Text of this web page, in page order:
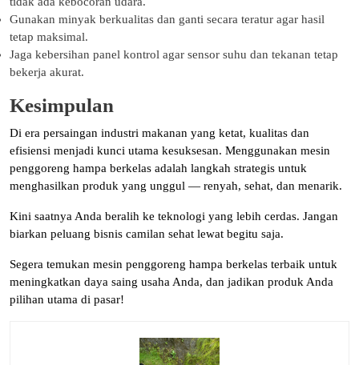
Gunakan minyak berkualitas dan ganti secara teratur agar hasil
tetap maksimal.
Jaga kebersihan panel kontrol agar sensor suhu dan tekanan tetap
bekerja akurat.
Kesimpulan
Di era persaingan industri makanan yang ketat, kualitas dan
efisiensi menjadi kunci utama kesuksesan. Menggunakan mesin
penggoreng hampa berkelas adalah langkah strategis untuk
menghasilkan produk yang unggul — renyah, sehat, dan menarik.
Kini saatnya Anda beralih ke teknologi yang lebih cerdas. Jangan
biarkan peluang bisnis camilan sehat lewat begitu saja.
Segera temukan mesin penggoreng hampa berkelas terbaik untuk
meningkatkan daya saing usaha Anda, dan jadikan produk Anda
pilihan utama di pasar!